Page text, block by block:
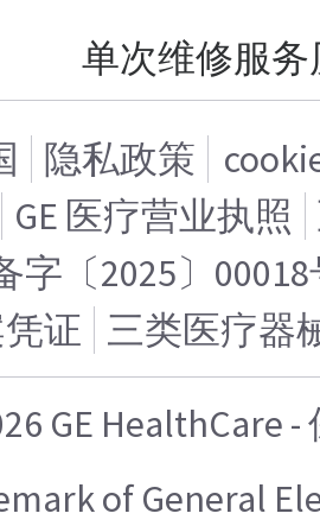
单次维修服务
隐私政策
GE 医疗营业执照
字〔2025〕
证 三类医疗器
GE HealthCare
of General